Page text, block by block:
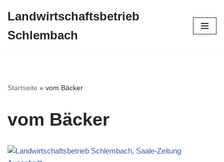
Inhalt
Landwirtschaftsbetrieb
Schlembach
Startseite » vom Bäcker
vom Bäcker